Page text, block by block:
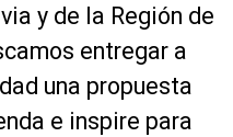
y de la Región de
entregar a
una propuesta
e inspire para